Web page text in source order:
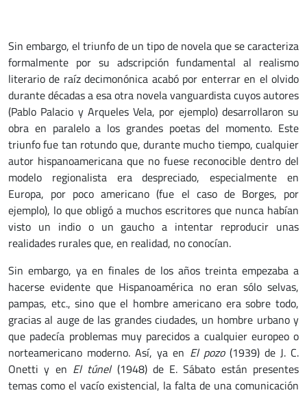
Sin embargo, el triunfo de un tipo de novela que se caracteriza
formalmente por su adscripción fundamental al realismo
literario de raíz decimonónica acabó por enterrar en el olvido
durante décadas a esa otra novela vanguardista cuyos autores
(Pablo Palacio y Arqueles Vela, por ejemplo) desarrollaron su
obra en paralelo a los grandes poetas del momento. Este
triunfo fue tan rotundo que, durante mucho tiempo, cualquier
autor hispanoamericana que no fuese reconocible dentro del
modelo regionalista era despreciado, especialmente en
Europa, por poco americano (fue el caso de Borges, por
ejemplo), lo que obligó a muchos escritores que nunca habían
visto un indio o un gaucho a intentar reproducir unas
realidades rurales que, en realidad, no conocían.
Sin embargo, ya en finales de los años treinta empezaba a
hacerse evidente que Hispanoamérica no eran sólo selvas,
pampas, etc., sino que el hombre americano era sobre todo,
gracias al auge de las grandes ciudades, un hombre urbano y
que padecía problemas muy parecidos a cualquier europeo o
norteamericano moderno. Así, ya en El pozo(1939) de J. C.
Onetti y en El túnel(1948) de E. Sábato están presentes
temas como el vacío existencial, la falta de una comunicación